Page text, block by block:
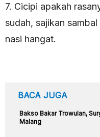
7. Cicipi apakah
sudah, sajikan
nasi hangat.
BACA JUGA
Bakso Bakar Trowulan,
Malang